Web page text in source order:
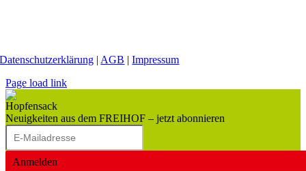
Datenschutzerklärung | AGB |Impressum
Page load link
Neuigkeiten aus dem FREIHOF – jetzt abonnieren
Anmelden